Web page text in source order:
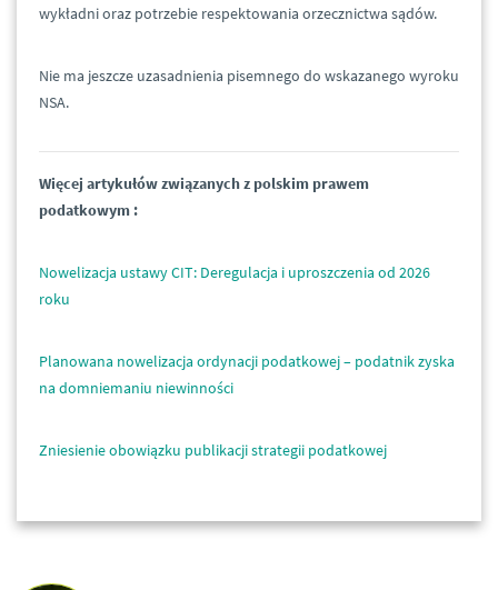
wykładni oraz potrzebie respektowania orzecznictwa sądów.
Nie ma jeszcze uzasadnienia pisemnego do wskazanego wyroku
NSA.
Więcej artykułów związanych z polskim prawem
podatkowym :
Nowelizacja ustawy CIT: Deregulacja i uproszczenia od 2026
roku
Planowana nowelizacja ordynacji podatkowej – podatnik zyska
na domniemaniu niewinności
Zniesienie obowiązku publikacji strategii podatkowej